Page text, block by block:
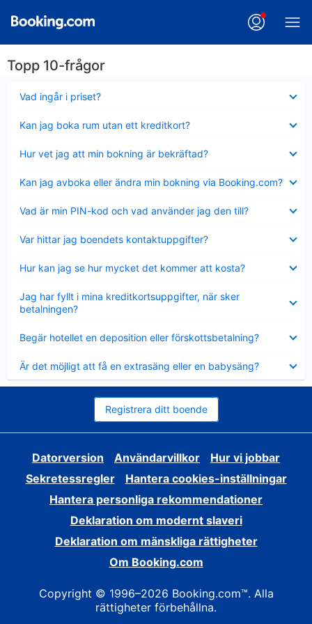
Topp 10-frågor
Vad ingår i priset?
mindre
Kan jag boka rum utan ett kreditkort?
mindre
Hur vet jag att min bokning är bekräftad?
mindre
Kan jag avboka eller ändra min bokning via Booking.com?
mindre
Vad är min PIN-kod och vad använder jag den till?
mindre
Var hittar jag boendets kontaktuppgifter?
mindre
Hur kan jag se hur mycket det kommer att kosta?
mindre
Jag har fyllt i mina kreditkortsuppgifter, när sker
betalningen?
mindre
Begär hotellet en deposition eller förskottsbetalning?
mindre
Är det möjligt att få en extrasäng eller en babysäng?
mindre
Registrera ditt boende
Datorversion Användarvillkor
Hur vi jobbar
Sekretessregler
Hantera cookies-inställningar
Hantera personliga rekommendationer
Deklaration om modernt slaveri
Deklaration om mänskliga rättigheter
Om Booking.com
Copyright © 1996–2026 Booking.com™. Alla
rättigheter förbehållna.